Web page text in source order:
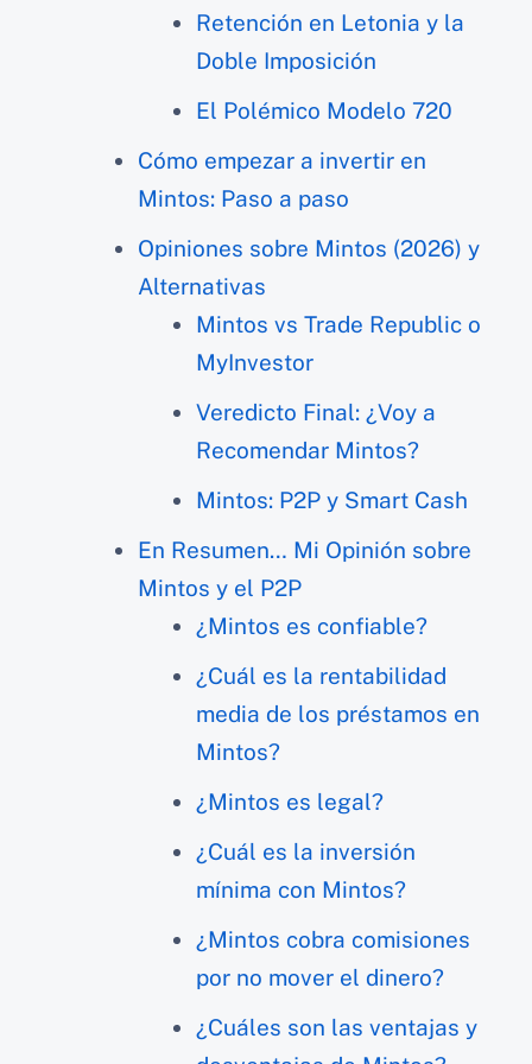
Retención en Letonia y la
Doble Imposición
El Polémico Modelo 720
Cómo empezar a invertir en
Mintos: Paso a paso
Opiniones sobre Mintos (2026) y
Alternativas
Mintos vs Trade Republic o
MyInvestor
Veredicto Final: ¿Voy a
Recomendar Mintos?
Mintos: P2P y Smart Cash
En Resumen… Mi Opinión sobre
Mintos y el P2P
¿Mintos es confiable?
¿Cuál es la rentabilidad
media de los préstamos en
Mintos?
¿Mintos es legal?
¿Cuál es la inversión
mínima con Mintos?
¿Mintos cobra comisiones
por no mover el dinero?
¿Cuáles son las ventajas y